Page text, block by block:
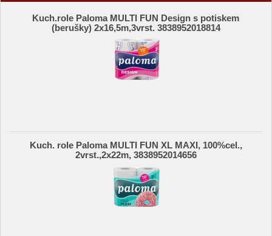
Kuch.role Paloma MULTI FUN Design s potiskem
(berušky) 2x16,5m,3vrst. 3838952018814
Kuch. role Paloma MULTI FUN XL MAXI, 100%cel.,
2vrst.,2x22m, 3838952014656